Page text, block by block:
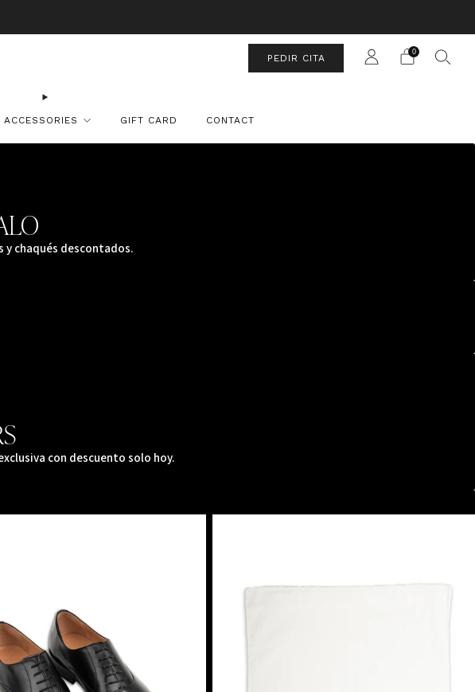
ACCESSORIES GIFT CARD CONTACT
PEDIR CITA
0
y chaqués descontados.
con descuento solo hoy.